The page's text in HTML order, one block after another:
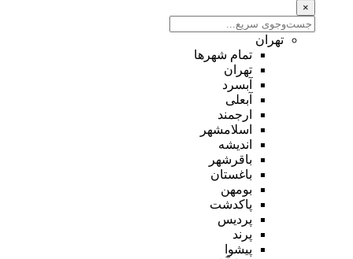
×
تهران
تمام شهر‌ها
تهران
آبسرد
آبعلی
ارجمند
اسلامشهر
اندیشه
باقرشهر
باغستان
بومهن
پاکدشت
پردیس
پرند
پیشوا